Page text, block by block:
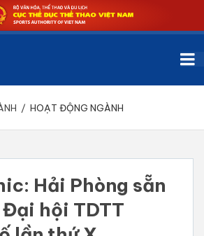
/ HOẠT ĐỘNG NGÀNH
Hải Phòng sẵn
hội TDTT